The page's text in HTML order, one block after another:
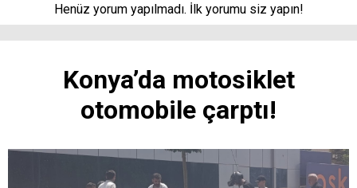
Henüz yorum yapılmadı. İlk yorumu siz yapın!
Konya’da motosiklet
otomobile çarptı!